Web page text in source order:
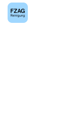
Preskoči na glavni